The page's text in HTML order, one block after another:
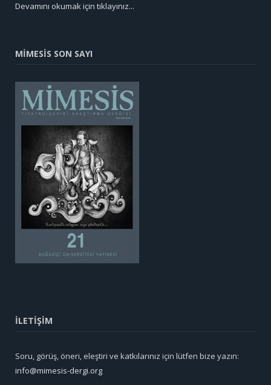
Devamını okumak için tıklayınız...
MİMESİS SON SAYI
İLETİŞİM
Soru, görüş, öneri, eleştiri ve katkılarınız için lütfen bize yazın:
info@mimesis-dergi.org